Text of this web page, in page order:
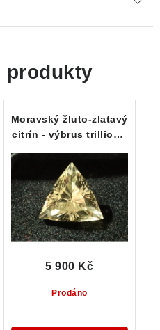
produkty
Moravský žluto-zlatavý
citrín - výbrus trillion -
Prodáno
5 900 Kč